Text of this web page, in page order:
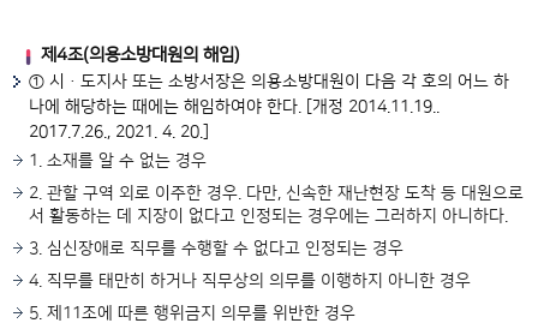
제4조(의용소방대원의 해임)
① 시ㆍ도지사 또는 소방서장은 의용소방대원이 다음 각 호의 어느 하
나에 해당하는 때에는 해임하여야 한다. [개정 2014.11.19..
2017.7.26., 2021. 4. 20.]
1. 소재를 알 수 없는 경우
2. 관할 구역 외로 이주한 경우. 다만, 신속한 재난현장 도착 등 대원으로
서 활동하는 데 지장이 없다고 인정되는 경우에는 그러하지 아니하다.
3. 심신장애로 직무를 수행할 수 없다고 인정되는 경우
4. 직무를 태만히 하거나 직무상의 의무를 이행하지 아니한 경우
5. 제11조에 따른 행위금지 의무를 위반한 경우